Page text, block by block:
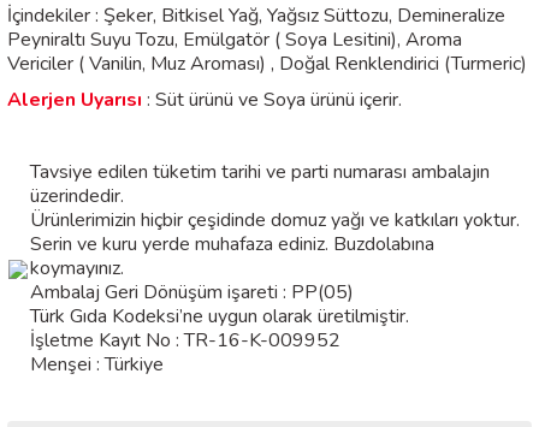
İçindekiler : Şeker, Bitkisel Yağ, Yağsız Süttozu, Demineralize
Peyniraltı Suyu Tozu, Emülgatör ( Soya Lesitini), Aroma
Vericiler ( Vanilin, Muz Aroması) , Doğal Renklendirici (Turmeric)
Alerjen Uyarısı : Süt ürünü ve Soya ürünü içerir.
Tavsiye edilen tüketim tarihi ve parti numarası ambalajın
üzerindedir.
Ürünlerimizin hiçbir çeşidinde domuz yağı ve katkıları yoktur.
Serin ve kuru yerde muhafaza ediniz. Buzdolabına
koymayınız.
Ambalaj Geri Dönüşüm işareti : PP(05)
Türk Gıda Kodeksi’ne uygun olarak üretilmiştir.
İşletme Kayıt No : TR-16-K-009952
Menşei : Türkiye